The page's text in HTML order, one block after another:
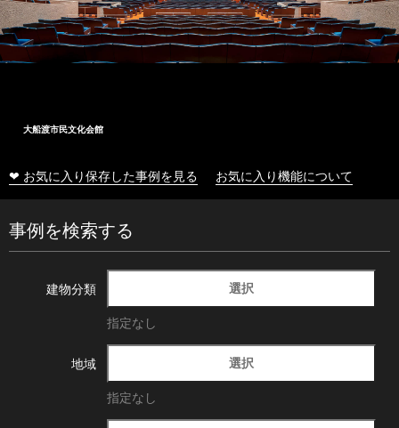
大船渡市民文化会館
❤ お気に入り保存した事例を見る お気に入り機能について
事例を検索する
建物分類 選択
指定なし
地域 選択
指定なし